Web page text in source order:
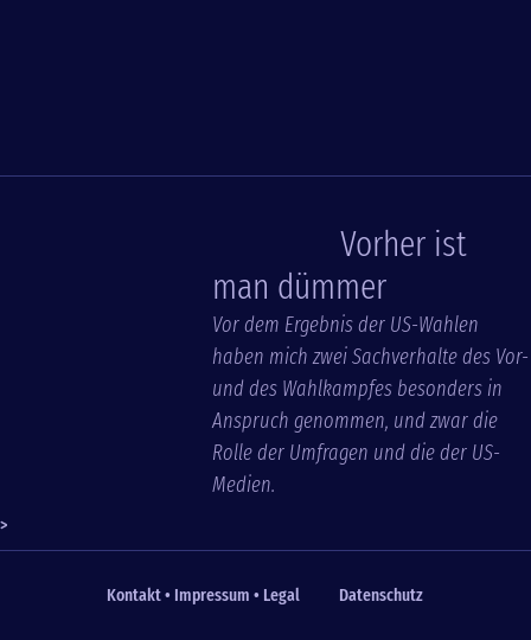
Vorher ist
man dümmer
Vor dem Ergebnis der US-Wahlen
haben mich zwei Sachverhalte des Vor-
und des Wahlkampfes besonders in
Anspruch genommen, und zwar die
Rolle der Umfragen und die der US-
Medien.
>
Fußzeile
Kontakt • Impressum • Legal Datenschutz